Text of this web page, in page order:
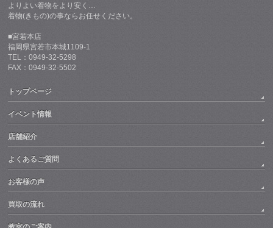
よりよい着物をより安く…
着物(きもの)の事ならお任せください。
■宮若本店
福岡県宮若市本城1109-1
TEL：0949-32-5298
FAX：0949-32-5502
トップページ
イベント情報
店舗紹介
よくあるご質問
お客様の声
買取の流れ